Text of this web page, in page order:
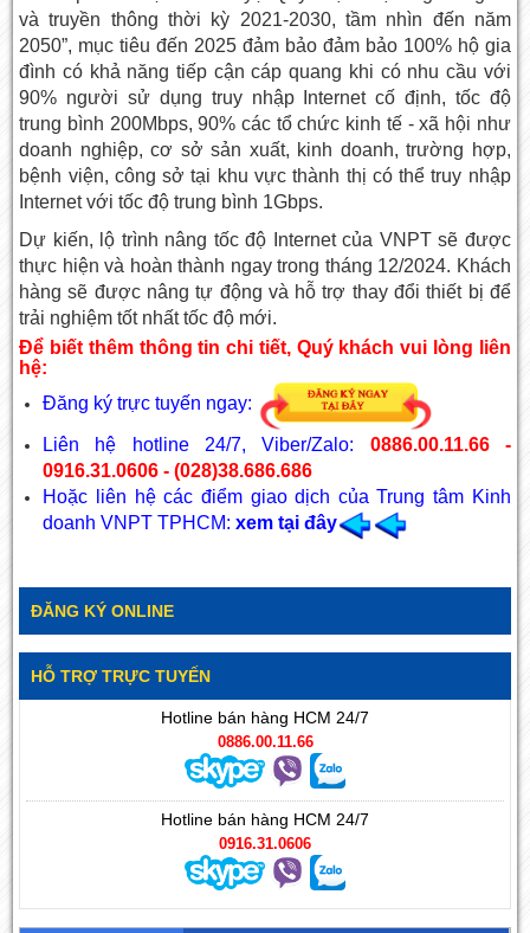
và truyền thông thời kỳ 2021-2030, tầm nhìn đến năm
2050”, mục tiêu đến 2025 đảm bảo đảm bảo 100% hộ gia
đình có khả năng tiếp cận cáp quang khi có nhu cầu với
90% người sử dụng truy nhập Internet cố định, tốc độ
trung bình 200Mbps, 90% các tổ chức kinh tế - xã hội như
doanh nghiệp, cơ sở sản xuất, kinh doanh, trường hợp,
bệnh viện, công sở tại khu vực thành thị có thể truy nhập
Internet với tốc độ trung bình 1Gbps.
Dự kiến, lộ trình nâng tốc độ Internet của VNPT sẽ được
thực hiện và hoàn thành ngay trong tháng 12/2024. Khách
hàng sẽ được nâng tự động và hỗ trợ thay đổi thiết bị để
trải nghiệm tốt nhất tốc độ mới.
Để biết thêm thông tin chi tiết, Quý khách vui lòng liên
hệ:
Đăng ký trực tuyến ngay:
Liên hệ hotline 24/7, Viber/Zalo: 0886.00.11.66 -
0916.31.0606 - (028)38.686.686
Hoặc liên hệ các điểm giao dịch của Trung tâm Kinh
doanh VNPT TPHCM: xemtại đây
ĐĂNG KÝ ONLINE
HỖ TRỢ TRỰC TUYẾN
Hotline bán hàng HCM 24/7
0886.00.11.66
Hotline bán hàng HCM 24/7
0916.31.0606